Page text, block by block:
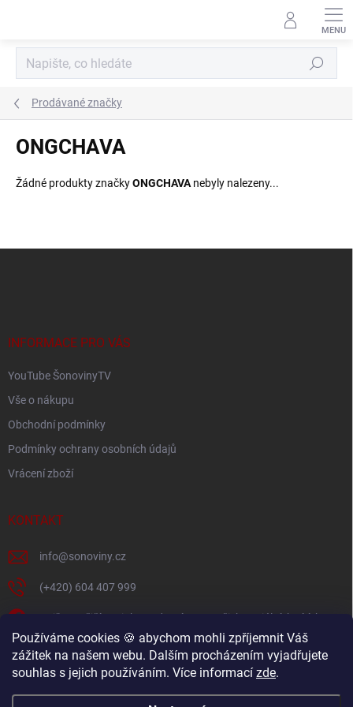
Používáme cookies 🍪 abychom mohli zpříjemnit Váš
zážitek na našem webu. Dalším procházením vyjadřujete
souhlas s jejich používáním. Více informací zde.
Hledat
Prodávané značky
ONGCHAVA
Žádné produkty značkyONGCHAVA nebyly nalezeny...
INFORMACE PRO VÁS
YouTube ŠonovinyTV
Vše o nákupu
Obchodní podmínky
Podmínky ochrany osobních údajů
Vrácení zboží
KONTAKT
info@sonoviny.cz
(+420) 604 407 999
Nejčerstvější novinky se dozvíte na našich sociálních sítích
sonoviny.cz
Videorecepty - Vaše oblíbené recepty v pohodlí domova